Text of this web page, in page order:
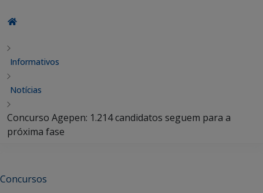
Informativos
Notícias
Concurso Agepen: 1.214 candidatos seguem para a
próxima fase
Concursos